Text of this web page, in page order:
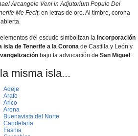
Arcangele Veni in Adjutorium Populo Dei
Me Fecit, en letras de oro. Al timbre, corona
del escudo simbolizan la incorporación
isla de Tenerife a la Corona de Castilla y León y
bajo la advocación de San Miguel .
misma isla...
Adeje
Arafo
Arico
Arona
Buenavista del Norte
Candelaria
Fasnia